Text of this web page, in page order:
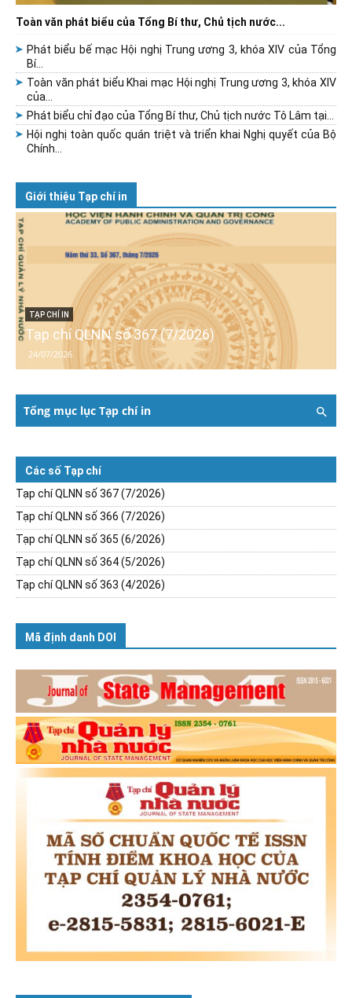
Toàn văn phát biểu của Tổng Bí thư, Chủ tịch nước...
Phát biểu bế mạc Hội nghị Trung ương 3, khóa XIV của Tổng
Bí...
Toàn văn phát biểu Khai mạc Hội nghị Trung ương 3, khóa XIV
của...
Phát biểu chỉ đạo của Tổng Bí thư, Chủ tịch nước Tô Lâm tại...
Hội nghị toàn quốc quán triệt và triển khai Nghị quyết của Bộ
Chính...
Giới thiệu Tạp chí in
TẠP CHÍ IN
Tạp chí QLNN số 367 (7/2026)
24/07/2026
Tổng mục lục Tạp chí in
Các số Tạp chí
Tạp chí QLNN số 367 (7/2026)
Tạp chí QLNN số 366 (7/2026)
Tạp chí QLNN số 365 (6/2026)
Tạp chí QLNN số 364 (5/2026)
Tạp chí QLNN số 363 (4/2026)
Mã định danh DOI